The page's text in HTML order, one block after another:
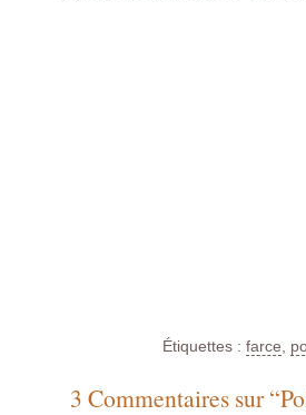
Étiquettes :farce
3 Commentaires sur